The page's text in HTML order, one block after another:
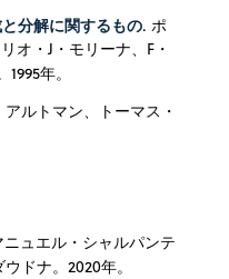
分解に関するもの. ポ
オ・J・モリーナ、F・
年。
ルトマン、トーマス・
ニュエル・シャルパンテ
ドナ。2020年。